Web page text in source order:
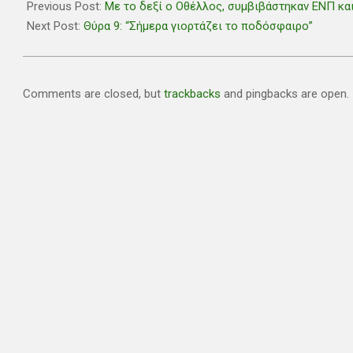
09-
11
Previous Post: Με το δεξί ο Οθέλλος, συμβιβάστηκαν ΕΝΠ
Next Post: Θύρα 9: “Σήμερα γιορτάζει το ποδόσφαιρο”
Comments are closed, but trackbacks and pingbacks are open.